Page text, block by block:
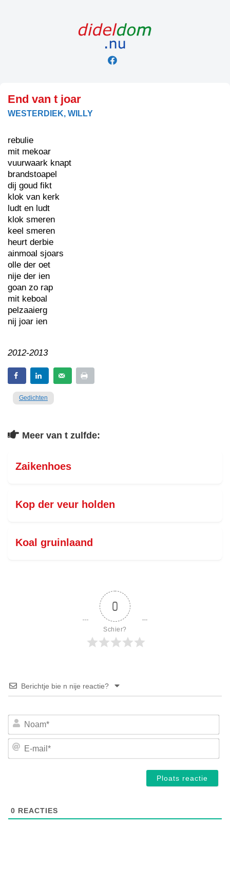
End van t joar
WESTERDIEK, WILLY
rebulie
mit mekoar
vuurwaark knapt
brandstoapel
dij goud fikt
klok van kerk
ludt en ludt
klok smeren
keel smeren
heurt derbie
ainmoal sjoars
olle der oet
nije der ien
goan zo rap
mit keboal
pelzaaierg
nij joar ien
2012-2013
Gedichten
Meer van t zulfde:
Zaikenhoes
Kop der veur holden
Koal gruinlaand
0
Schier?
Berichtje bie n nije reactie?
E-
0 REACTIES